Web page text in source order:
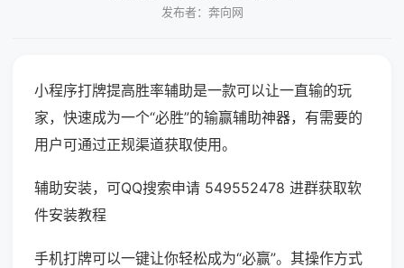
发布者：奔向网
小程序打牌提高胜率辅助是一款可以让一直输的玩
家，快速成为一个“必胜”的输赢辅助神器，有需要的
用户可通过正规渠道获取使用。
辅助安装，可QQ搜索申请 549552478 进群获取软
件安装教程
手机打牌可以一键让你轻松成为“必赢”。其操作方式